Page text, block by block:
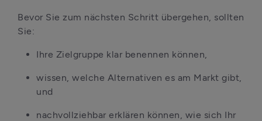
Bevor Sie zum nächsten Schritt übergehen, sollten
Sie:
Ihre Zielgruppe klar benennen können,
wissen, welche Alternativen es am Markt gibt,
und
nachvollziehbar erklären können, wie sich Ihr